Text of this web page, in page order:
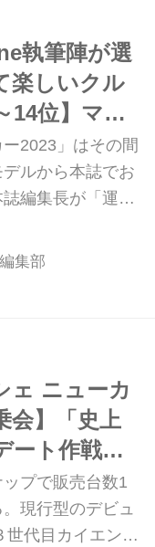
執筆陣が選
楽しいクル
14位】マセ
ェロ／BMW
ーニ ウラカ
ポルシェ カ
」
ー2023」はその間
ルから本誌でお
編集長が「運転
点に並ぶ。やっ
ルマたちが選ば
集部
ェ ニューカ
会】「史上
ート作戦」
果実」を味
プで販売台数1
現行型のデビュ
世代目カイエンに